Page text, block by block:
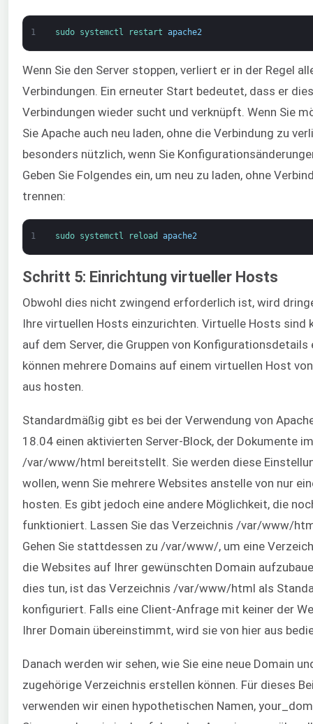
1 sudo systemctl restart apache2
Wenn Sie den Server stoppen, verliert er in der Regel
Verbindungen. Ein erneuter Start bedeutet, dass er
Verbindungen wieder sucht und verknüpft. Wenn Sie
Sie Apache auch neu laden, ohne die Verbindung zu
besonders nützlich, wenn Sie
Geben Sie Folgendes ein, um neu zu laden, ohne
trennen:
1 sudo systemctl reload apache2
Schritt 5: Einrichtung virtueller Hosts
Obwohl dies nicht zwingend erforderlich ist, wird
Ihre virtuellen Hosts einzurichten. Virtuelle Hosts sind
auf dem Server, die Gruppen von Konfigurationsdetails
können mehrere Domains auf einem virtuellen Host
aus hosten.
Standardmäßig gibt es bei der Verwendung von
18.04 einen aktivierten Server-Block, der Dokumente
/var/www/html bereitstellt. Sie werden diese
wollen, wenn Sie mehrere Websites anstelle von nur
hosten. Es gibt jedoch eine andere Möglichkeit, die
funktioniert. Lassen Sie das Verzeichnis /var/www/
Gehen Sie stattdessen zu /var/www/, um eine
die Websites auf Ihrer gewünschten Domain
dies tun, ist das Verzeichnis /var/www/html als
konfiguriert. Falls eine Client-Anfrage mit keiner der
Ihrer Domain übereinstimmt, wird sie von hier aus
Danach werden wir sehen, wie Sie eine neue Domain
zugehörige Verzeichnis erstellen können. Für dieses
verwenden wir einen hypothetischen Namen,